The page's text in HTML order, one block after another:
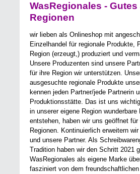
WasRegionales -
Regionen
wir lieben als Onlineshop mit
Einzelhandel für regionale Produkte,
Region (erzeugt,) produziert und
Unsere Produzenten sind unsere
für ihre Region wir unterstützen.
ausgesuchte regionale Produkte
kennen jeden Partner/jede Partnerin
Produktionsstätte. Das ist uns
in unserer eigene Region wunderbare
entstehen, haben wir uns geöffnet
Regionen. Kontinuierlich erweitern
und unsere Partner. Als
Tradition haben wir den Schritt 2021
WasRegionales als eigene Marke
fasziniert von dem